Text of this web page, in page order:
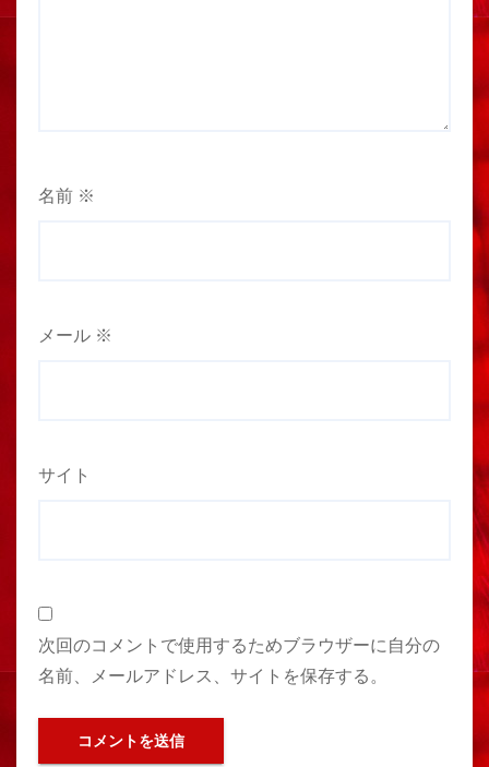
名前 ※
メール ※
サイト
次回のコメントで使用するためブラウザーに自分の
名前、メールアドレス、サイトを保存する。